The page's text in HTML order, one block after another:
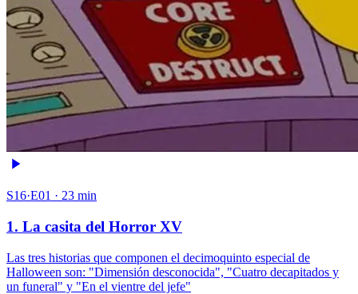
S16·E01 · 23 min
1. La casita del Horror XV
Las tres historias que componen el decimoquinto especial de
Halloween son: "Dimensión desconocida", "Cuatro decapitados y
un funeral" y "En el vientre del jefe"